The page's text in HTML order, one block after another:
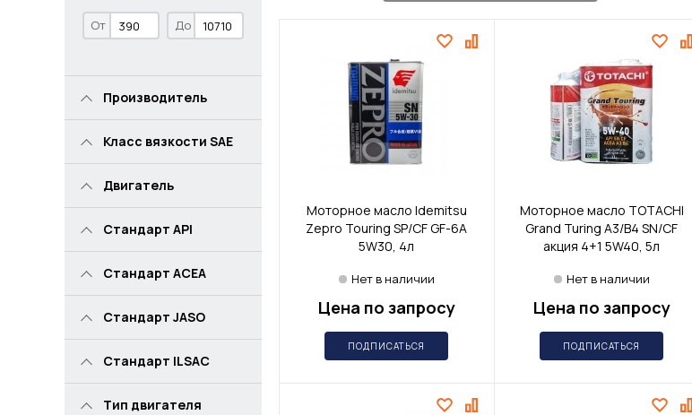
От До
Производитель
Класс вязкости SAE
Двигатель
Стандарт API
Стандарт ACEA
Стандарт JASO
Стандарт ILSAC
Тип двигателя
Моторное масло Idemitsu
Zepro Touring SP/CF GF-6A
5W30, 4л
Нет в наличии
Цена по запросу
ПОДПИСАТЬСЯ
Моторное масло TOTACHI
Grand Turing A3/B4 SN/CF
акция 4+1 5W40, 5л
Нет в наличии
Цена по запросу
ПОДПИСАТЬСЯ